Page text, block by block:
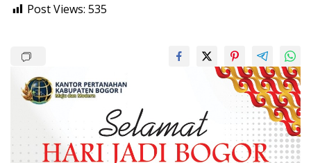
Post Views: 535